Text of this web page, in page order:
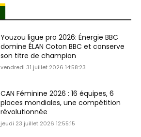
Youzou ligue pro 2026: Énergie BBC
domine ÉLAN Coton BBC et conserve
son titre de champion
vendredi 31 juillet 2026 14:58:23
CAN Féminine 2026 : 16 équipes, 6
places mondiales, une compétition
révolutionnée
jeudi 23 juillet 2026 12:55:15